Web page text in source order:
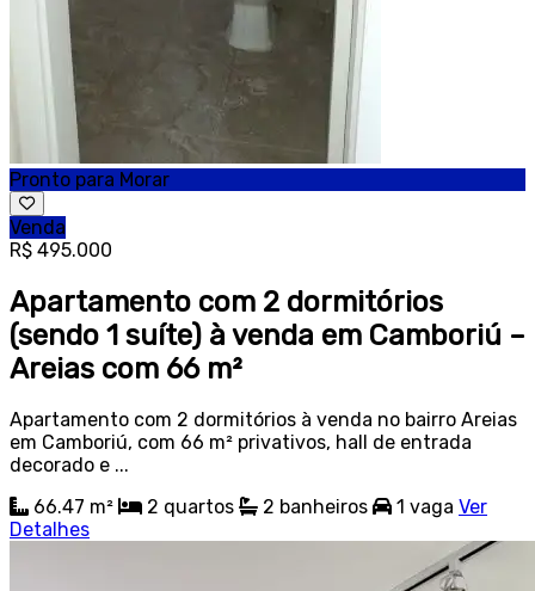
Pronto para Morar
Venda
R$ 495.000
Apartamento com 2 dormitórios
(sendo 1 suíte) à venda em Camboriú –
Areias com 66 m²
Apartamento com 2 dormitórios à venda no bairro Areias
em Camboriú, com 66 m² privativos, hall de entrada
decorado e ...
66.47 m²
2 quartos 2 banheiros 1 vaga Ver
Detalhes